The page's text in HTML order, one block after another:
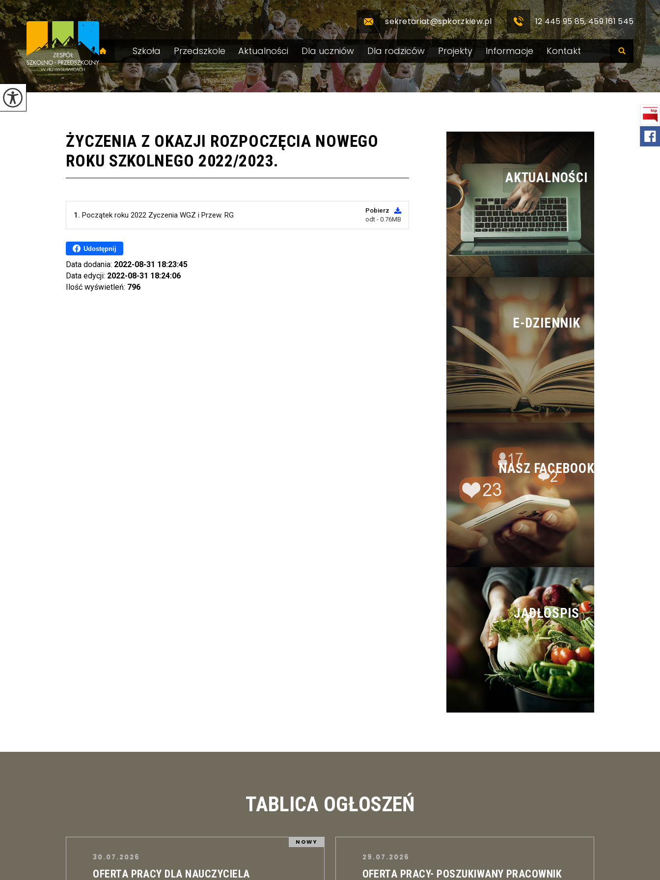
sekretariat@spkorzkiew.pl 12 445 95 85, 459 161 545
Szkoła Przedszkole Aktualności Dla uczniów Dla rodziców Projekty Informacje Kontakt
ŻYCZENIA Z OKAZJI ROZPOCZĘCIA NOWEGO
ROKU SZKOLNEGO 2022/2023.
1. Początek roku 2022 Zyczenia WGZ i Przew. RG
Pobierz
odt - 0.76MB
Udostępnij
Data dodania: 2022-08-31 18:23:45
Data edycji: 2022-08-31 18:24:06
Ilość wyświetleń: 796
AKTUALNOŚCI
E-DZIENNIK
NASZ FACEBOOK
JADŁOSPIS
TABLICA OGŁOSZEŃ
NOWY
30.07.2026
OFERTA PRACY DLA NAUCZYCIELA
29.07.2026
OFERTA PRACY- POSZUKIWANY PRACOWNIK